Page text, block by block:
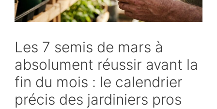
Les 7 semis de mars à
absolument réussir avant la
fin du mois : le calendrier
précis des jardiniers pros